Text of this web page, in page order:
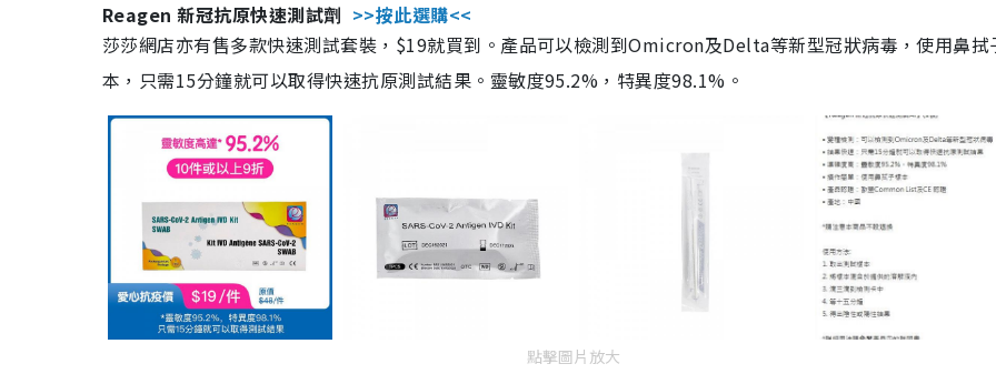
Reagen 新冠抗原快速測試劑 >>按此選購<<
莎莎網店亦有售多款快速測試套裝，$19就買到。產品可以檢測到Omicron及Delta等新型冠狀病毒，使用鼻拭
本，只需15分鐘就可以取得快速抗原測試結果。靈敏度95.2%，特異度98.1%。
點擊圖片放大